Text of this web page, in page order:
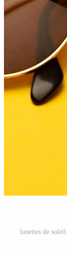
lunettes de